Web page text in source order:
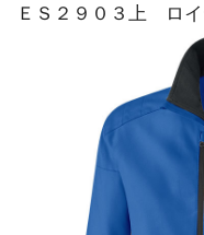
ＥＳ２９０３上 ロ